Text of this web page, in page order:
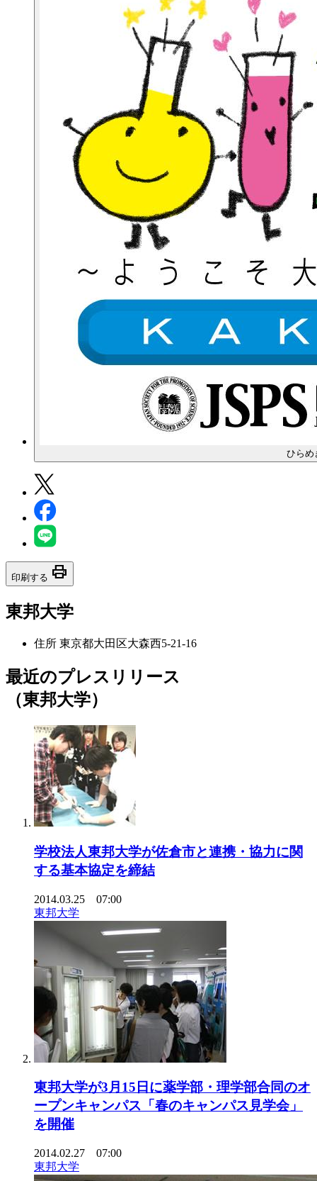
ひら
印刷する print
東邦大学
住所 東京都大田区大森西5-21-16
最近のプレスリリース
（東邦大学）
学校法人東邦大学が佐倉市と連携・協力に関
する基本協定を締結
2014.03.25 07:00
東邦大学
東邦大学が3月15日に薬学部・理学部合同のオ
ープンキャンパス「春のキャンパス見学会」
を開催
2014.02.27 07:00
東邦大学